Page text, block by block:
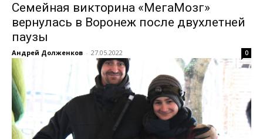
Семейная викторина «МегаМозг»
вернулась в Воронеж после двухлетней
паузы
Андрей Долженков - 27.05.2022 0